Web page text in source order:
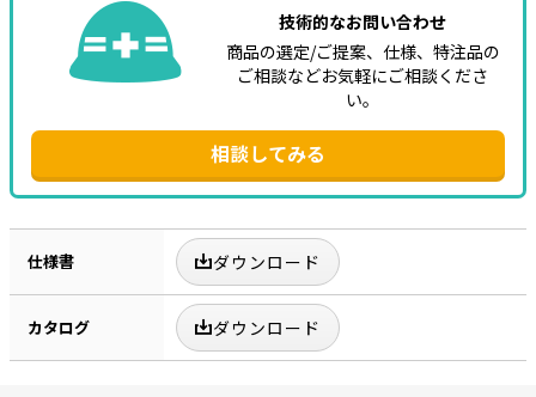
技術的なお問い合わせ
商品の選定/ご提案、仕様、特注品の
ご相談などお気軽にご相談くださ
い。
相談してみる
仕様書 ダウンロード
カタログ ダウンロード